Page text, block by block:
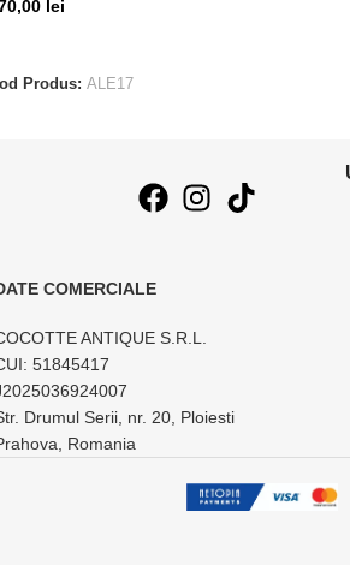
lei
Produs: ALE17
COMERCIALE
ANTIQUE S.R.L.
51845417
Drumul Serii, nr. 20, Ploiesti
Romania